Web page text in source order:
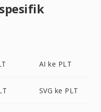
AI ke PLT
SVG ke PLT